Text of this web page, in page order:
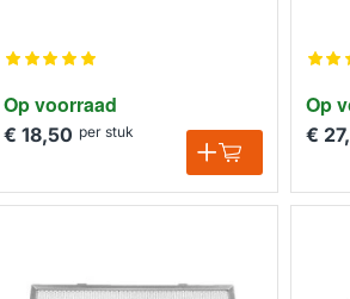
Op voorraad
€ 18,50 per stuk
Op
€